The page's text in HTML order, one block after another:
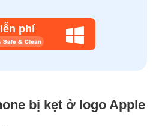
phí
bị kẹt ở logo Apple